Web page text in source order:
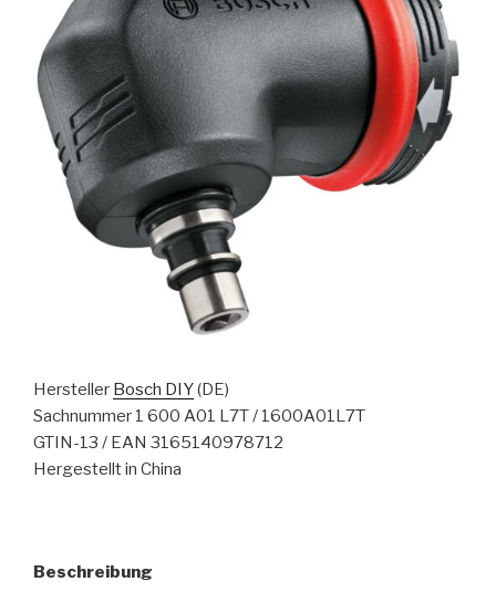
Hersteller Bosch DIY(DE)
Sachnummer 1 600 A01 L7T / 1600A01L7T
GTIN-13 / EAN 3165140978712
Hergestellt in China
Beschreibung